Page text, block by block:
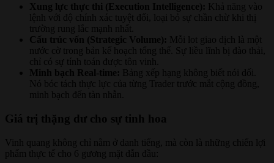
Xung lực thực thi (Execution Intelligence): Khả năng vào
lệnh với độ chính xác tuyệt đối, loại bỏ sự chần chừ khi thị
trường rung lắc mạnh nhất.
Cấu trúc vốn (Strategic Volume): Mỗi lot giao dịch là một
nước cờ trong bản kế hoạch tổng thể. Sự liều lĩnh bị đào thải,
chỉ có sự tính toán được tôn vinh.
Minh bạch Real-time: Bảng xếp hạng không biết nói dối.
Nó bóc tách thực lực của từng Trader trước mắt cộng đồng,
minh bạch đến tàn nhẫn.
Giá trị thặng dư cho sự tinh hoa
Vinh quang không chỉ nằm ở danh tiếng, mà còn là những chiến lợi
phẩm thực tế cho 6 gương mặt dẫn đầu: